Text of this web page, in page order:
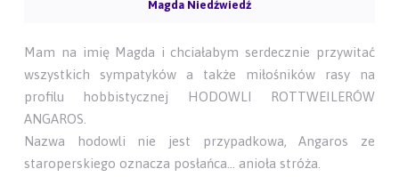
Magda Niedźwiedź
Mam na imię Magda i chciałabym serdecznie przywitać
wszystkich sympatyków a także miłośników rasy na
profilu hobbistycznej HODOWLI ROTTWEILERÓW
ANGAROS.
Nazwa hodowli nie jest przypadkowa, Angaros ze
staroperskiego oznacza posłańca… anioła stróża.